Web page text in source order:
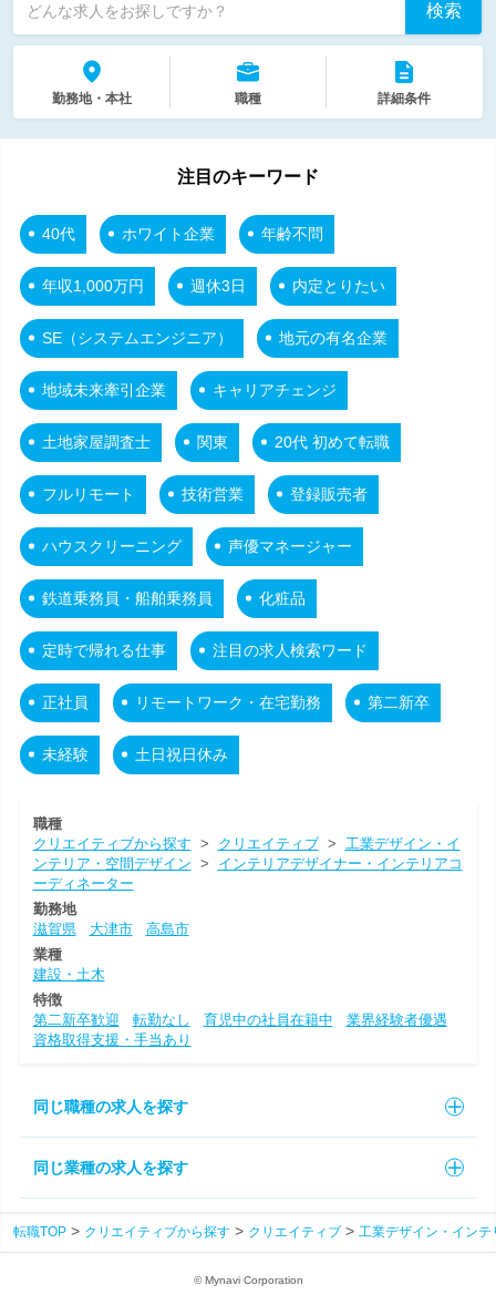
どんな求人をお探しですか？ 検索
勤務地・本社 職種 詳細条件
注目のキーワード
40代 ホワイト企業 年齢不問
年収1,000万円 週休3日 内定とりたい
SE（システムエンジニア） 地元の有名企業
地域未来牽引企業 キャリアチェンジ
土地家屋調査士 関東 20代 初めて転職
フルリモート 技術営業 登録販売者
ハウスクリーニング 声優マネージャー
鉄道乗務員・船舶乗務員 化粧品
定時で帰れる仕事 注目の求人検索ワード
正社員 リモートワーク・在宅勤務 第二新卒
未経験 土日祝日休み
職種
クリエイティブから探す > クリエイティブ> 工業デザイン・イ
ンテリア・空間デザイン > インテリアデザイナー・インテリアコ
ーディネーター
勤務地
滋賀県
大津市
高島市
業種
建設・土木
特徴
第二新卒歓迎
転勤なし 育児中の社員在籍中
業界経験者優遇
資格取得支援・手当あり
同じ職種の求人を探す
同じ業種の求人を探す
転職TOP クリエイティブから探す クリエイティブ 工業デザイン・イン
© Mynavi Corporation